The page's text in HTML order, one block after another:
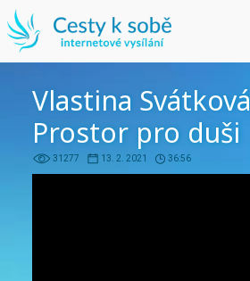
Vlastina Svátková
Prostor pro duši
31277 13. 2. 2021 36:56